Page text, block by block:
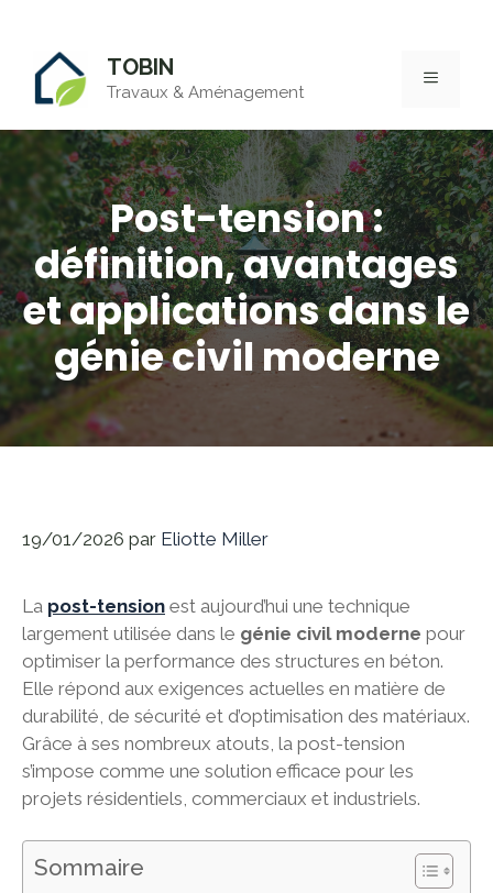
contenu
TOBIN
Travaux & Aménagement
MENU
Post-tension :
définition, avantages
et applications dans le
génie civil moderne
19/01/2026 par Eliotte Miller
La post-tension est aujourd’hui une technique
largement utilisée dans le génie civil moderne pour
optimiser la performance des structures en béton.
Elle répond aux exigences actuelles en matière de
durabilité, de sécurité et d’optimisation des matériaux.
Grâce à ses nombreux atouts, la post-tension
s’impose comme une solution efficace pour les
projets résidentiels, commerciaux et industriels.
Sommaire